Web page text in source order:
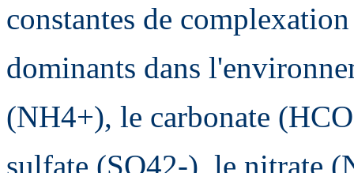
constantes de
dominants dans
(NH4+), le carbonate
sulfate (SO42-), le nitrate